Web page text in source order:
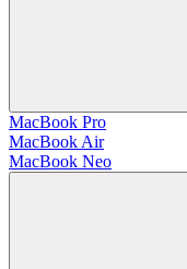
MacBook Pro
MacBook Air
MacBook Neo